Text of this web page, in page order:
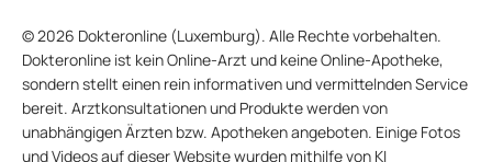
© 2026 Dokteronline (Luxemburg). Alle Rechte vorbehalten.
Dokteronline ist kein Online-Arzt und keine Online-Apotheke,
sondern stellt einen rein informativen und vermittelnden Service
bereit. Arztkonsultationen und Produkte werden von
unabhängigen Ärzten bzw. Apotheken angeboten. Einige Fotos
und Videos auf dieser Website wurden mithilfe von KI